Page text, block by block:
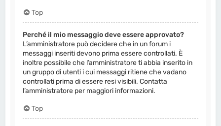
Top
Perché il mio messaggio deve essere approvato?
L’amministratore può decidere che in un forum i
messaggi inseriti devono prima essere controllati. È
inoltre possibile che l’amministratore ti abbia inserito in
un gruppo di utenti i cui messaggi ritiene che vadano
controllati prima di essere resi visibili. Contatta
l’amministratore per maggiori informazioni.
Top